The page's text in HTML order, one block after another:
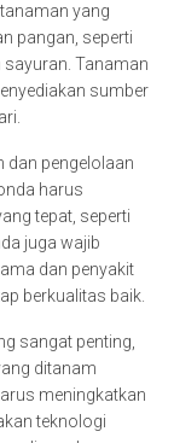
yang
pangan, seperti
sayuran. Tanaman
sumber
dan pengelolaan
harus
tepat, seperti
juga wajib
dan penyakit
berkualitas baik.
sangat penting,
ditanam
meningkatkan
teknologi